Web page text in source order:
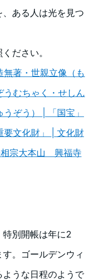
ある人は光を見つ
ださい。
無著・世親立像（も
うむちゃく・せしん
うぞう） | 「国宝」
要文化財」 | 文化財
相宗大本山 興福寺
別開帳は年に2
。ゴールデンウィ
うな日程のようで